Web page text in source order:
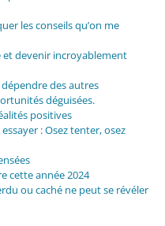
les conseils qu’on me
devenir incroyablement
des autres
déguisées.
positives
: Osez tenter, osez
cette année 2024
ou caché ne peut se révéler